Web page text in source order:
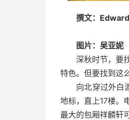
撰文：Edward
图片：吴亚妮
深秋时节，要
特色。但要找到这
向北穿过外白
地标，直上17楼。
最大的包厢祥麟轩